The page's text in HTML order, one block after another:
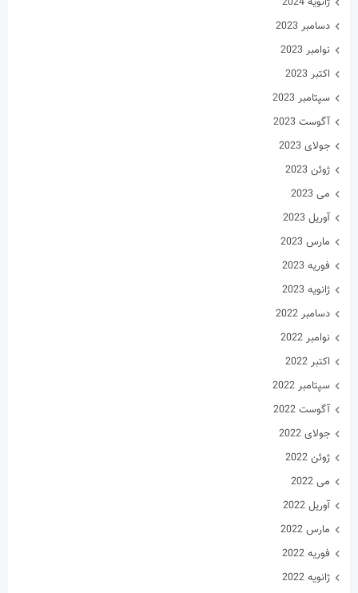
دسامبر 2023
نوامبر 2023
اکتبر 2023
سپتامبر 2023
آگوست 2023
جولای 2023
ژوئن 2023
می 2023
آوریل 2023
مارس 2023
فوریه 2023
ژانویه 2023
دسامبر 2022
نوامبر 2022
اکتبر 2022
سپتامبر 2022
آگوست 2022
جولای 2022
ژوئن 2022
می 2022
آوریل 2022
مارس 2022
فوریه 2022
ژانویه 2022